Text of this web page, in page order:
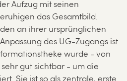
Aufzug mit seinen
das Gesamtbild.
an ihrer ursprünglichen
des UG-Zugangs ist
wurde - von
gut sichtbar - um die